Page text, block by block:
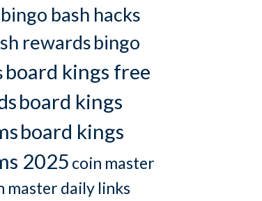
bingo bash hacks
rewardsbingo
board kings free
board kings
board kings
2025 coin master
master daily links